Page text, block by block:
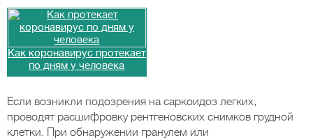
Как коронавирус протекает
по дням у человека
Если возникли подозрения на саркоидоз легких,
проводят расшифровку рентгеновских снимков грудной
клетки. При обнаружении гранулем или